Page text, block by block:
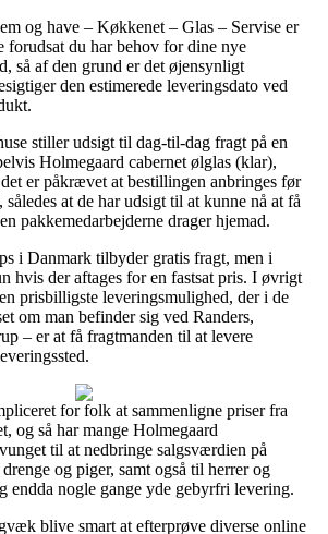
og have – Køkkenet – Glas – Servise er
forudsat du har behov for dine nye
så af den grund er det øjensynligt
den estimerede leveringsdato ved
stiller udsigt til dag-til-dag fragt på en
Holmegaard cabernet ølglas (klar),
er påkrævet at bestillingen anbringes før
at de har udsigt til at kunne nå at få
pakkemedarbejderne drager hjemad.
i Danmark tilbyder gratis fragt, men i
hvis der aftages for en fastsat pris. I øvrigt
prisbilligste leveringsmulighed, der i de
om man befinder sig ved Randers,
– er at få fragtmanden til at levere
for folk at sammenligne priser fra
og så har mange Holmegaard
til at nedbringe salgsværdien på
og piger, samt også til herrer og
endda nogle gange yde gebyrfri levering.
blive smart at efterprøve diverse online